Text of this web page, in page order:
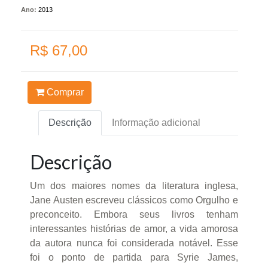
Ano: 2013
R$ 67,00
Comprar
Descrição Informação adicional
Descrição
Um dos maiores nomes da literatura inglesa,
Jane Austen escreveu clássicos como Orgulho e
preconceito. Embora seus livros tenham
interessantes histórias de amor, a vida amorosa
da autora nunca foi considerada notável. Esse
foi o ponto de partida para Syrie James,